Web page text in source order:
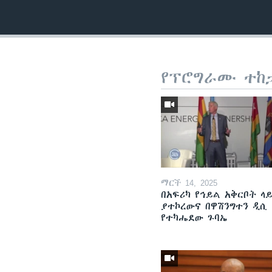
የፕሮግራሙ
ማርች 14, 2025
በአፍሪካ የኅይል አቅርቦት
ያተኮረውና በዋሽንግተን ዲሲ
የተካሔደው ጉባኤ